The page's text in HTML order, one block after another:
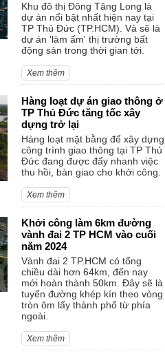
Khu đô thị Đông Tăng Long là
dự án nổi bật nhất hiện nay tại
TP Thủ Đức (TP.HCM). Và sẽ là
dự án 'làm ấm' thị trường bất
động sản trong thời gian tới.
Xem thêm
Hàng loạt dự án giao thông ở
TP Thủ Đức tăng tốc xây
dựng trở lại
Hàng loạt mặt bằng để xây dựng
công trình giao thông tại TP Thủ
Đức đang được đẩy nhanh việc
thu hồi, bàn giao cho khởi công.
Xem thêm
Khởi công làm 6km đường
vành đai 2 TP HCM vào cuối
năm 2024
Vành đai 2 TP.HCM có tổng
chiều dài hơn 64km, đến nay
mới hoàn thành 50km. Đây sẽ là
tuyến đường khép kín theo vòng
tròn ôm lấy thành phố từ phía
ngoài.
Xem thêm